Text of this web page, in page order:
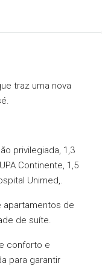
traz uma nova
privilegiada, 1,3
Continente, 1,5
Unimed,.
de
de suíte.
conforto e
para garantir